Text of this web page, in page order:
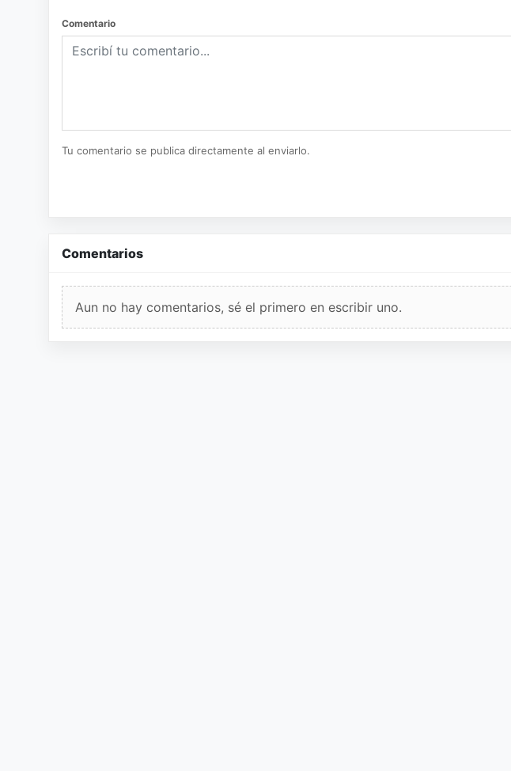
Comentario
Tu comentario se publica directamente al enviarlo.
Comentarios
Aun no hay comentarios, sé el primero en escribir uno.